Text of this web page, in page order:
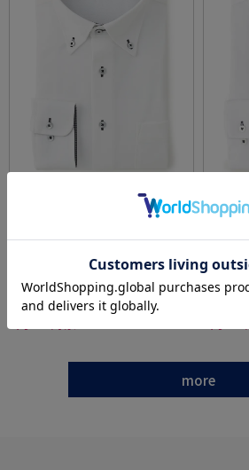
全4色
【高通気/完全ノーアイロン】長袖アイシャツ
し子調ボタンダウン別布織柄無地形態安定ス
WEB価格： 4,990円 (税込)
★2点で1,000円OFF／3点で3,00
【冷感/完
ェイ織柄
30%off
WEB価格：
more